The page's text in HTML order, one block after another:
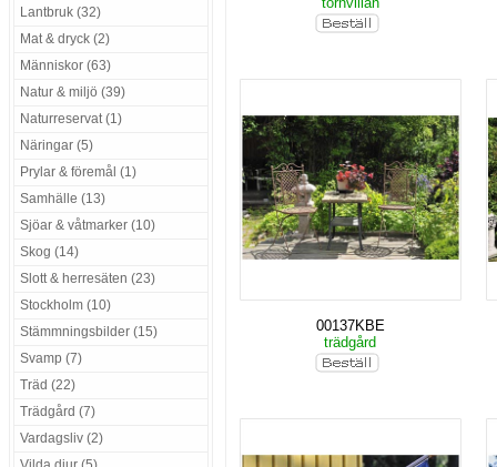
Lantbruk (32)
Mat & dryck (2)
Människor (63)
Natur & miljö (39)
Naturreservat (1)
Näringar (5)
Prylar & föremål (1)
Samhälle (13)
Sjöar & våtmarker (10)
Skog (14)
Slott & herresäten (23)
Stockholm (10)
Stämmningsbilder (15)
Svamp (7)
Träd (22)
Trädgård (7)
Vardagsliv (2)
00137KBE
trädgård